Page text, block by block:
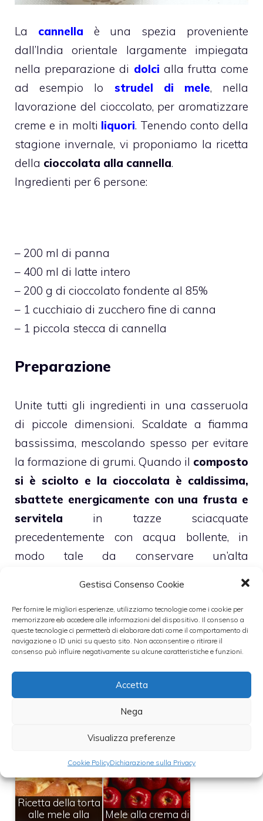
Gestisci Consenso Cookie
Per fornire le migliori esperienze, utilizziamo tecnologie come i cookie per
memorizzare e/o accedere alle informazioni del dispositivo. Il consenso a
queste tecnologie ci permetterà di elaborare dati come il comportamento di
navigazione o ID unici su questo sito. Non acconsentire o ritirare il
consenso può influire negativamente su alcune caratteristiche e funzioni.
Accetta
Nega
Visualizza preferenze
Cookie PolicyDichiarazione sulla Privacy
La cannella è una spezia proveniente
dall’India orientale largamente impiegata
nella preparazione di dolci alla frutta come
ad esempio lo strudel di mele, nella
lavorazione del cioccolato, per aromatizzare
creme e in molti liquori. Tenendo conto della
stagione invernale, vi proponiamo la ricetta
della cioccolata alla cannella.
Ingredienti per 6 persone:
– 200 ml di panna
– 400 ml di latte intero
– 200 g di cioccolato fondente al 85%
– 1 cucchiaio di zucchero fine di canna
– 1 piccola stecca di cannella
Preparazione
Unite tutti gli ingredienti in una casseruola
di piccole dimensioni. Scaldate a fiamma
bassissima, mescolando spesso per evitare
la formazione di grumi. Quando il composto
si è sciolto e la cioccolata è caldissima,
sbattete energicamente con una frusta e
servitela in tazze sciacquate
precedentemente con acqua bollente, in
modo tale da conservare un’alta
il giorno successivo unendo del caffè.
Leggi anche:
Fonduta speziata
fondente
Ricetta della torta
alle mele alla
Mele alla crema di